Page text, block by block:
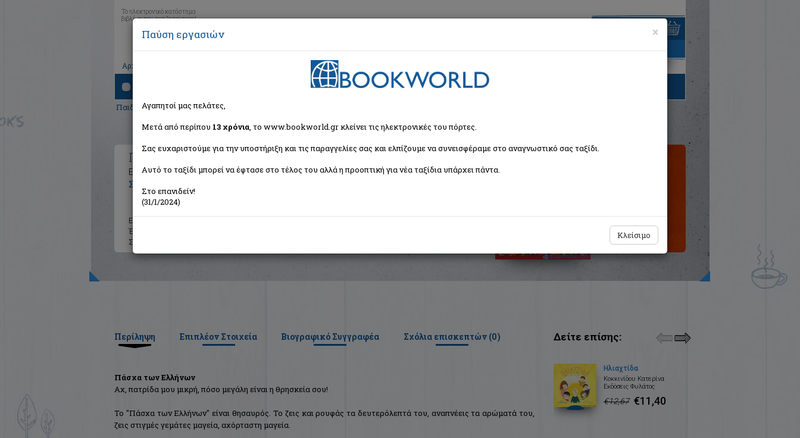
Το ηλεκτρονικό κατάστημα
βιβλίων που αναζητούσατε!
Αρχική
είναι άδειο
Παιδικά - Εφηβικά> Πάσχα των Ελλήνων
Πάσχα των Ελλήνων
Εννέα ιστορίες και ένα ποίημα
Συλλογικό έργο
Εκδότης:
Έτος:
Σελίδες:
Περίληψη Επιπλέον Στοιχεία Βιογραφικό Συγγραφέα Σχόλια επισκεπτών (0)
Πάσχα των Ελλήνων
Αχ, πατρίδα µου µικρή, πόσο µεγάλη είναι η θρησκεία σου!
Το "Πάσχα των Ελλήνων" είναι θησαυρός. Το ζεις και ρουφάς τα δευτερόλεπτά του, αναπνέεις τα αρώµατά του,
ζεις στιγµές γεµάτες µαγεία, αχόρταστη µαγεία.
Δείτε επίσης:
Ηλιαχτίδα
Κοκκινίδου Κατερίνα
Εκδόσεις Φυλάτος
€12,67 €11,40
×
Παύση εργασιών
Αγαπητοί μας πελάτες,
Μετά από περίπου 13 χρόνια, το www.bookworld.gr κλείνει τις ηλεκτρονικές του πόρτες.
Σας ευχαριστούμε για την υποστήριξη και τις παραγγελίες σας και ελπίζουμε να συνεισφέραμε στο αναγνωστικό σας ταξίδι.
Αυτό το ταξίδι μπορεί να έφτασε στο τέλος του αλλά η προοπτική για νέα ταξίδια υπάρχει πάντα.
Στο επανιδείν!
(31/1/2024)
Κλείσιμο